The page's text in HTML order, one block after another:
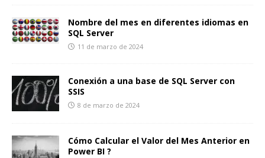
Nombre del mes en diferentes idiomas en
SQL Server
11 de marzo de 2024
Conexión a una base de SQL Server con
SSIS
8 de marzo de 2024
Cómo Calcular el Valor del Mes Anterior en
Power BI ?